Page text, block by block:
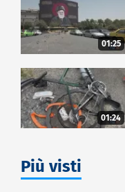
01:25
01:24
Più visti